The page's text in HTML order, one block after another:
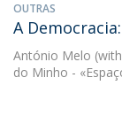
OUTRAS
A
António Melo
do Minho -